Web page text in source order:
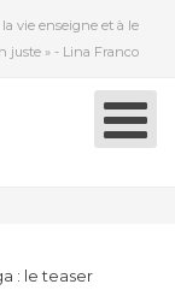
vie enseigne et à le
juste » - Lina Franco
: le teaser